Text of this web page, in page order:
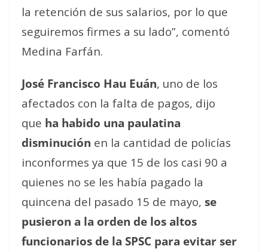
la retención de sus salarios, por lo que
seguiremos firmes a su lado”, comentó
Medina Farfán.
José Francisco Hau Euán, uno de los
afectados con la falta de pagos, dijo
que ha habido una paulatina
disminución en la cantidad de policías
inconformes ya que 15 de los casi 90 a
quienes no se les había pagado la
quincena del pasado 15 de mayo, se
pusieron a la orden de los altos
funcionarios de la SPSC para evitar ser